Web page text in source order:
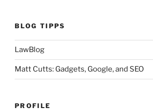
BLOG TIPPS
LawBlog
Matt Cutts: Gadgets, Google, and SEO
PROFILE